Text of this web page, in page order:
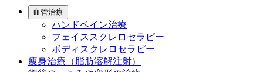
血管治療
ハンドベイン治療
フェイススクレロセラピー
ボディスクレロセラピー
痩身治療（脂肪溶解注射）